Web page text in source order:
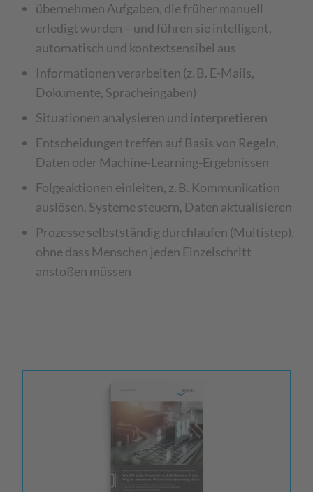
übernehmen Aufgaben, die früher manuell
erledigt wurden – und führen sie intelligent,
automatisch und kontextsensibel aus
Informationen verarbeiten (z. B. E-Mails,
Dokumente, Spracheingaben)
Situationen analysieren und interpretieren
Entscheidungen treffen auf Basis von Regeln,
Daten oder Machine-Learning-Ergebnissen
Folgeaktionen einleiten, z. B. Kommunikation
auslösen, Systeme steuern, Daten aktualisieren
Prozesse selbstständig durchlaufen (Multistep),
ohne dass Menschen jeden Einzelschritt
anstoßen müssen